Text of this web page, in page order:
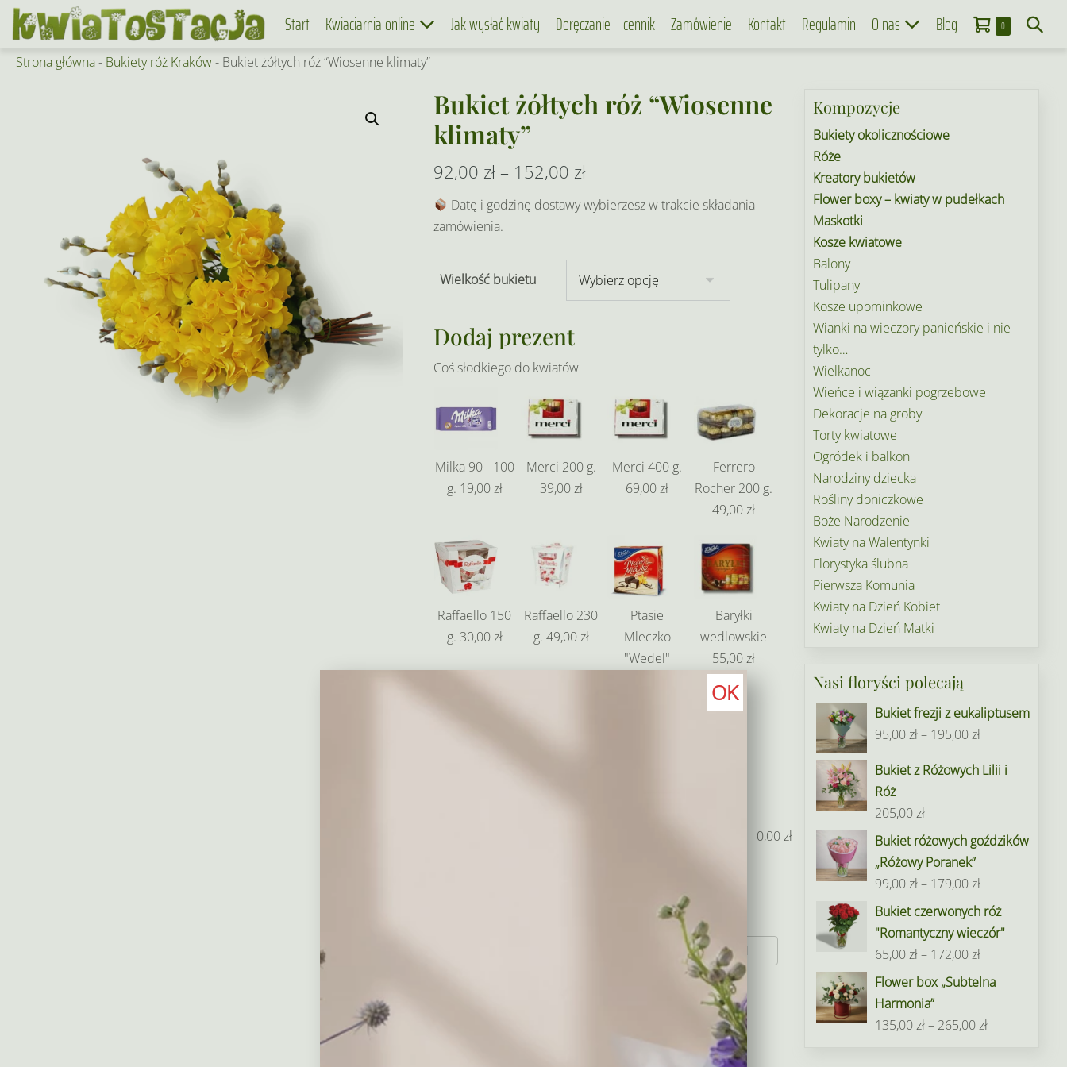
Skip
Start Kwiaciarnia online Jak wysłać kwiaty Doręczanie – cennik Zamówienie Kontakt Regulamin O nas Blog Koszyk
0Items
in
Search
Strona główna- Bukiety róż Kraków- Bukiet żółtych róż “Wiosenne klimaty”
Bukiet żółtych róż “Wiosenne
klimaty”
92,00 zł – 152,00 złZakres
cen:
92,00 zł
do
Datę i godzinę dostawy wybierzesz w trakcie składania
zamówienia.
Wielkość bukietu
Dodaj prezent
Coś słodkiego do kwiatów
Milka 90 - 100
g. 19,00 zł
Merci 200 g.
39,00 zł
Merci 400 g.
69,00 zł
Ferrero
Rocher 200 g.
49,00 zł
Raffaello 150
g. 30,00 zł
Raffaello 230
g. 49,00 zł
Ptasie
Mleczko
"Wedel"
Baryłki
wedlowskie
55,00 zł
0,00zł
26,00 zł
Kompozycje
Bukiety okolicznościowe
Róże
Kreatory bukietów
Flower boxy – kwiaty w pudełkach
Maskotki
Kosze kwiatowe
Balony
Tulipany
Kosze upominkowe
Wianki na wieczory panieńskie i nie
tylko…
Wielkanoc
Wieńce i wiązanki pogrzebowe
Dekoracje na groby
Torty kwiatowe
Ogródek i balkon
Narodziny dziecka
Rośliny doniczkowe
Boże Narodzenie
Kwiaty na Walentynki
Florystyka ślubna
Pierwsza Komunia
Kwiaty na Dzień Kobiet
Kwiaty na Dzień Matki
Nasi floryści polecają
Bukiet frezji z eukaliptusem
95,00zł– 195,00złZakres
od
195,00 zł
Bukiet z Różowych Lilii i
Róż
205,00zł
Bukiet różowych goździków
„Różowy Poranek”
99,00zł– 179,00złZakres
cen:
od
179,00 zł
Bukiet czerwonych róż
"Romantyczny wieczór"
65,00zł– 172,00złZakres
cen:
65,00 zł
Flower box „Subtelna
Harmonia”
135,00zł– 265,00złZakres
OK